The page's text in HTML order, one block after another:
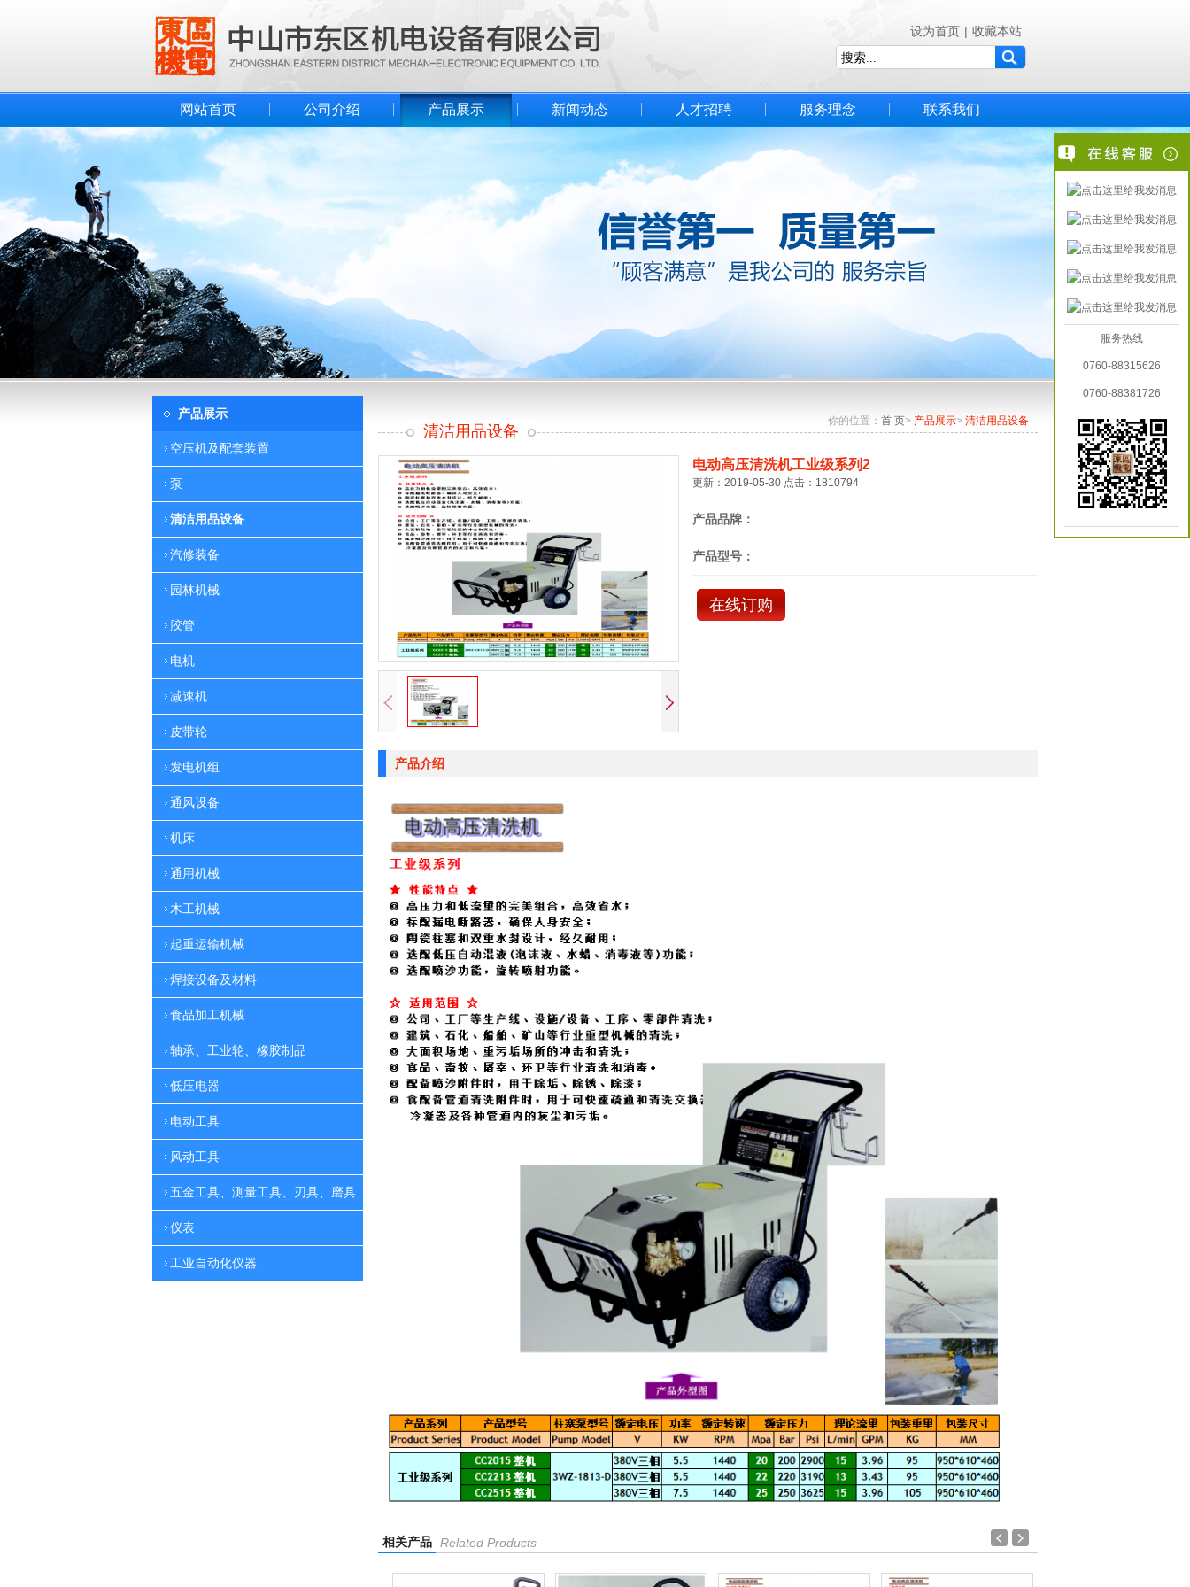
设为首页 | 收藏本站
网站首页 公司介绍 产品展示 新闻动态 人才招聘 服务理念 联系我们
产品展示
空压机及配套装置
泵
清洁用品设备
汽修装备
园林机械
胶管
电机
减速机
皮带轮
发电机组
通风设备
机床
通用机械
木工机械
起重运输机械
焊接设备及材料
食品加工机械
轴承、工业轮、橡胶制品
低压电器
电动工具
风动工具
五金工具、测量工具、刃具、磨具
仪表
工业自动化仪器
你的位置： 首 页> 产品展示> 清洁用品设备
清洁用品设备
电动高压清洗机工业级系列2
更新：2019-05-30 点击：1810794
产品品牌：
产品型号：
在线订购
产品介绍
相关产品 Related Products
服务热线
0760-88315626
0760-88381726